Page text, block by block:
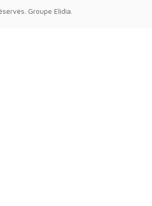
Groupe Elidia